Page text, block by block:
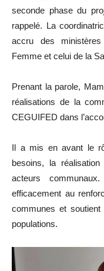
seconde phase du
rappelé. La
accru des
Femme et celui de la
Prenant la parole,
réalisations de la
CEGUIFED dans
Il a mis en avant le
besoins, la
acteurs
efficacement au
communes et
populations.